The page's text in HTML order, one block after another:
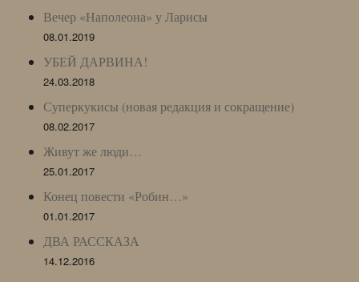
Вечер «Наполеона» у Ларисы
08.01.2019
УБЕЙ ДАРВИНА!
24.03.2018
Суперкукисы (новая редакция и сокращение)
08.02.2017
Живут же люди…
25.01.2017
Конец повести «Робин…»
01.01.2017
ДВА РАССКАЗА
14.12.2016